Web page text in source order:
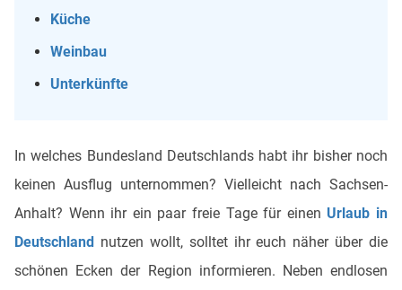
Küche
Weinbau
Unterkünfte
In welches Bundesland Deutschlands habt ihr bisher noch
keinen Ausflug unternommen? Vielleicht nach Sachsen-
Anhalt? Wenn ihr ein paar freie Tage für einen Urlaub in
Deutschland nutzen wollt, solltet ihr euch näher über die
schönen Ecken der Region informieren. Neben endlosen